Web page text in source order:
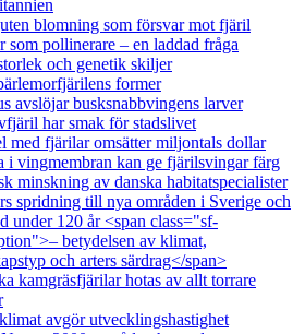
blomning som försvar mot fjäril
som pollinerare – en laddad fråga
och genetik skiljer
former
avslöjar busksnabbvingens larver
har smak för stadslivet
med fjärilar omsätter miljontals dollar
i vingmembran kan ge fjärilsvingar färg
minskning av danska habitatspecialister
spridning till nya områden i Sverige och
under 120 år <span class="sf-
betydelsen av klimat,
och arters särdrag</span>
kamgräsfjärilar hotas av allt torrare
avgör utvecklingshastighet